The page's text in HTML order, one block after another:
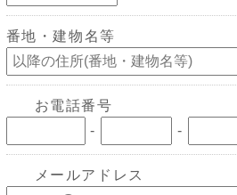
番地・建物名等
お電話番号
-
-
メールアドレス